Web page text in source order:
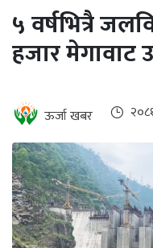
हाइड्रोजन
इभी
बैंक
पर्यटन
भिडियो
छापा
५ वर्षभित्रै
हजार मेगावाट
ऊर्जा खबर